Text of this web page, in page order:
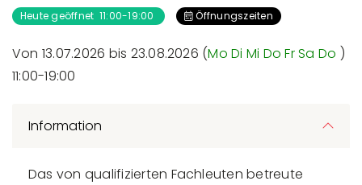
Heute geöffnet 11:00-19:00 Öffnungszeiten
Von 13.07.2026 bis 23.08.2026 (MoDi Mi DoFrSa Do )
11:00-19:00
Information
Das von qualifizierten Fachleuten betreute